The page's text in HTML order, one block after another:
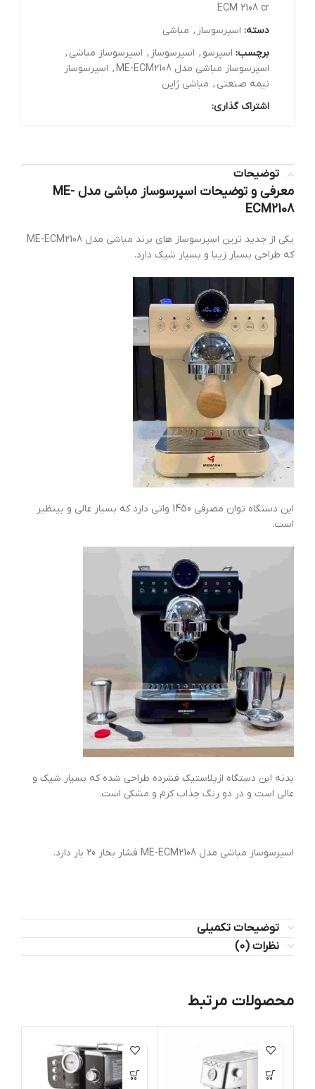
ECM 2108 cr
دسته: اسپرسوساز , مباشی
برچسب: اسپرسو , اسپرسوساز , اسپرسوساز مباشی ,
اسپرسوساز مباشی مدل ME-ECM2108
, اسپرسوساز
نیمه صنعتی , مباشی ژاپن
اشتراک گذاری:
توضیحات
معرفی و توضیحات اسپرسوساز مباشی مدل ME-
ECM2108
یکی از جدید ترین اسپرسوساز های برند مباشی مدل ME-ECM2108
که طراحی بسیار زیبا و بسیار شیک دارد.
این دستگاه توان مصرفی 1450 واتی دارد که بسیار عالی و بینظیر
است.
بدنه این دستگاه ازپلاستیک فشرده طراحی شده که بسیار شیک و
عالی است و در دو رنگ جذاب کرم و مشکی است.
اسپرسوساز مباشی مدل ME-ECM2108 فشار بخار 20 بار دارد.
توضیحات تکمیلی
نظرات (0)
محصولات مرتبط